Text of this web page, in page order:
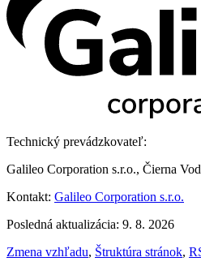
Technický prevádzkovateľ:
Galileo Corporation s.r.o., Čierna
Kontakt: Galileo Corporation s.r.o.
Posledná aktualizácia: 9. 8. 2026
Zmena vzhľadu, Štruktúra stránok,